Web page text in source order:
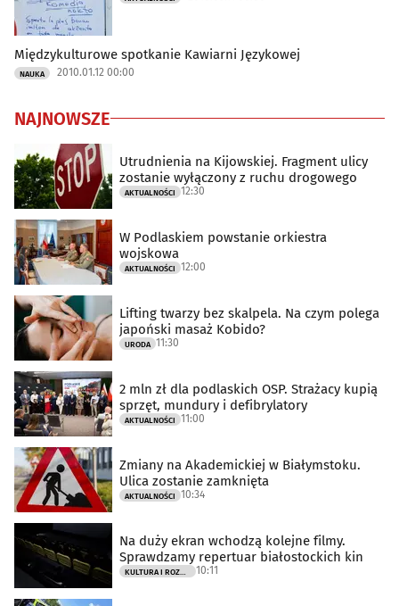
Międzykulturowe spotkanie Kawiarni Językowej
NAUKA 2010.01.12 00:00
NAJNOWSZE
Utrudnienia na Kijowskiej. Fragment ulicy
zostanie wyłączony z ruchu drogowego
AKTUALNOŚCI 12:30
W Podlaskiem powstanie orkiestra
wojskowa
AKTUALNOŚCI 12:00
Lifting twarzy bez skalpela. Na czym polega
japoński masaż Kobido?
URODA 11:30
2 mln zł dla podlaskich OSP. Strażacy kupią
sprzęt, mundury i defibrylatory
AKTUALNOŚCI 11:00
Zmiany na Akademickiej w Białymstoku.
Ulica zostanie zamknięta
AKTUALNOŚCI 10:34
Na duży ekran wchodzą kolejne filmy.
Sprawdzamy repertuar białostockich kin
KULTURA I ROZRYWKA 10:11